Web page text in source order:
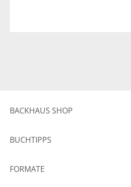
BACKHAUS SHOP
BUCHTIPPS
FORMATE